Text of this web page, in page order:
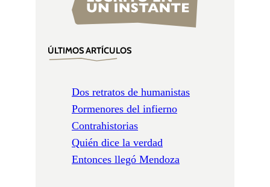
ÚLTIMOS ARTÍCULOS
Dos retratos de humanistas
Pormenores del infierno
Contrahistorias
Quién dice la verdad
Entonces llegó Mendoza